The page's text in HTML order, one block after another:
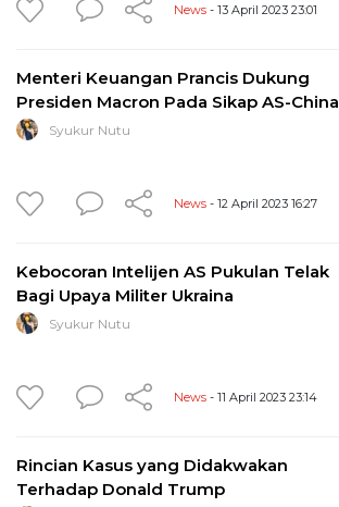
News - 13 April 2023 23:01
Menteri Keuangan Prancis Dukung
Presiden Macron Pada Sikap AS-China
Syukur Nutu
News - 12 April 2023 16:27
Kebocoran Intelijen AS Pukulan Telak
Bagi Upaya Militer Ukraina
Syukur Nutu
News - 11 April 2023 23:14
Rincian Kasus yang Didakwakan
Terhadap Donald Trump